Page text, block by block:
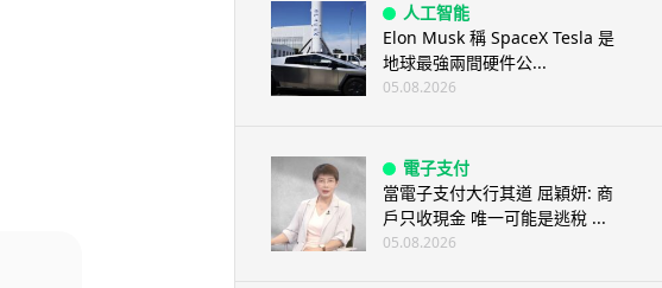
人工智能
Elon Musk 稱 SpaceX Tesla 是
地球最強兩間硬件公...
05.08.2026
電子支付
當電子支付大行其道 屈穎妍: 商
戶只收現金 唯一可能是逃稅 ...
05.08.2026